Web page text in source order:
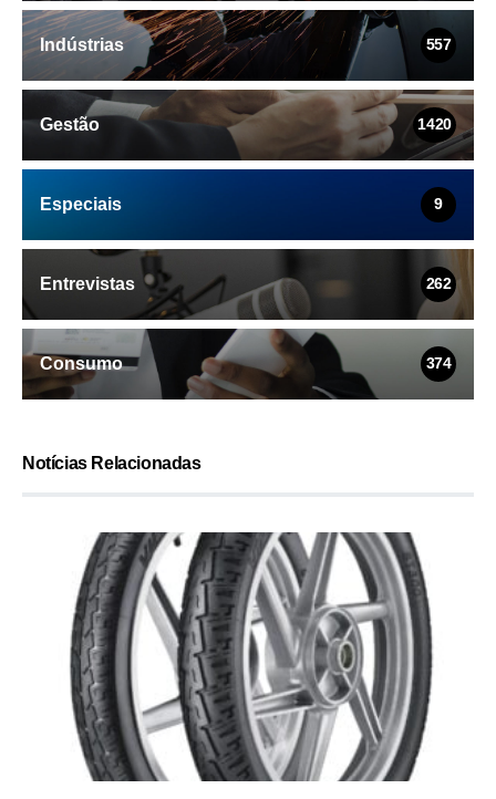
Indústrias 557
Gestão 1420
Especiais 9
Entrevistas 262
Consumo 374
Notícias Relacionadas